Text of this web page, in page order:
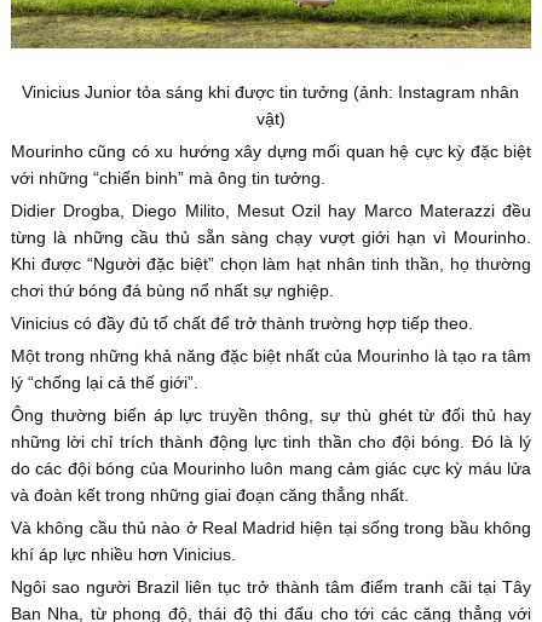
Vinicius Junior tỏa sáng khi được tin tưởng (ảnh: Instagram nhân
vật)
Mourinho cũng có xu hướng xây dựng mối quan hệ cực kỳ đặc biệt
với những “chiến binh” mà ông tin tưởng.
Didier Drogba, Diego Milito, Mesut Ozil hay Marco Materazzi đều
từng là những cầu thủ sẵn sàng chạy vượt giới hạn vì Mourinho.
Khi được “Người đặc biệt” chọn làm hạt nhân tinh thần, họ thường
chơi thứ bóng đá bùng nổ nhất sự nghiệp.
Vinicius có đầy đủ tố chất để trở thành trường hợp tiếp theo.
Một trong những khả năng đặc biệt nhất của Mourinho là tạo ra tâm
lý “chống lại cả thế giới”.
Ông thường biến áp lực truyền thông, sự thù ghét từ đối thủ hay
những lời chỉ trích thành động lực tinh thần cho đội bóng. Đó là lý
do các đội bóng của Mourinho luôn mang cảm giác cực kỳ máu lửa
và đoàn kết trong những giai đoạn căng thẳng nhất.
Và không cầu thủ nào ở Real Madrid hiện tại sống trong bầu không
khí áp lực nhiều hơn Vinicius.
Ngôi sao người Brazil liên tục trở thành tâm điểm tranh cãi tại Tây
Ban Nha, từ phong độ, thái độ thi đấu cho tới các căng thẳng với